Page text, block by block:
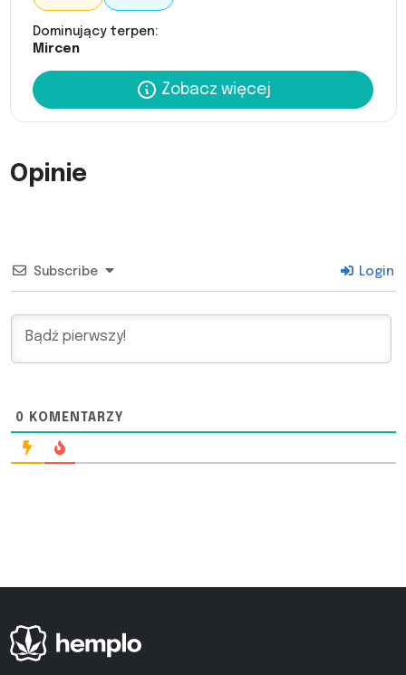
Dominujący terpen:
Mircen
Zobacz więcej
Opinie
Subscribe Login
0 KOMENTARZY